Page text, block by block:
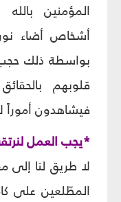
المؤمنين
أشخاص أضاء
بواسطة ذلك
قلوبهم
فيشاهدون أموراً
*يجب العمل
لا طريق لنا إلى
المطّلعين على